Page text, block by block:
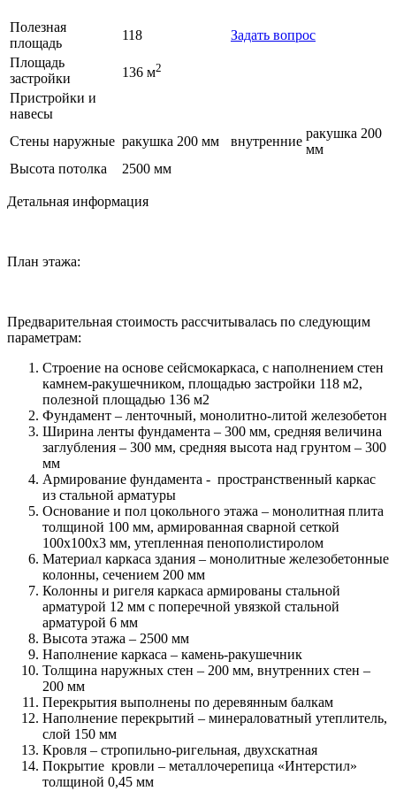
Полезная
площадь
118
Задать вопрос
Площадь
застройки
136 м2
Пристройки и
навесы
Стены наружные ракушка 200 мм внутренние
ракушка 200
мм
Высота потолка
2500 мм
Детальная информация
План этажа:
Предварительная стоимость рассчитывалась по следующим
параметрам:
Строение на основе сейсмокаркаса, с наполнением стен
камнем-ракушечником, площадью застройки 118 м2,
полезной площадью 136 м2
Фундамент – ленточный, монолитно-литой железобетон
Ширина ленты фундамента – 300 мм, средняя величина
заглубления – 300 мм, средняя высота над грунтом – 300
мм
Армирование фундамента - пространственный каркас
из стальной арматуры
Основание и пол цокольного этажа – монолитная плита
толщиной 100 мм, армированная сварной сеткой
100х100х3 мм, утепленная пенополистиролом
Материал каркаса здания – монолитные железобетонные
колонны, сечением 200 мм
Колонны и ригеля каркаса армированы стальной
арматурой 12 мм с поперечной увязкой стальной
арматурой 6 мм
Высота этажа – 2500 мм
Наполнение каркаса – камень-ракушечник
Толщина наружных стен – 200 мм, внутренних стен –
200 мм
Перекрытия выполнены по деревянным балкам
Наполнение перекрытий – минераловатный утеплитель,
слой 150 мм
Кровля – стропильно-ригельная, двухскатная
Покрытие кровли – металлочерепица «Интерстил»
толщиной 0,45 мм